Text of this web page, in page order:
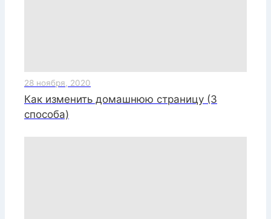
28 ноября, 2020
Как изменить домашнюю страницу (3
способа)